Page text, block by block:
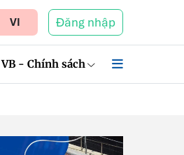
VI Đăng nhập
VB - Chính sách